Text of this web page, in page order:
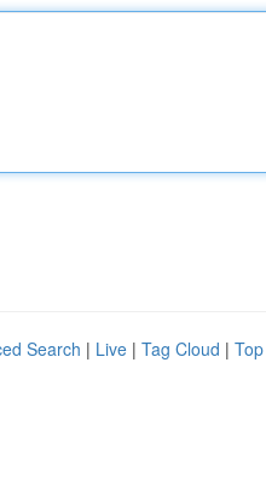
Search | Live | Tag Cloud |